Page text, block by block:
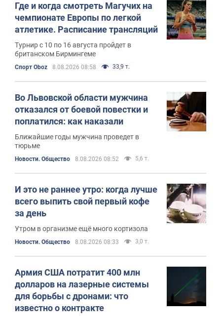
Где и когда смотреть Магучих на
чемпионате Европы по легкой
атлетике. Расписание трансляций
Турнир с 10 по 16 августа пройдет в
британском Бирмингеме
Спорт Oboz 8.08.2026 08:58 33,9 т.
Во Львовской области мужчина
отказался от боевой повестки и
поплатился: как наказали
Ближайшие годы мужчина проведет в
тюрьме
Новости. Общество 8.08.2026 08:52 5,6 т.
И это не раннее утро: когда лучше
всего выпить свой первый кофе
за день
Утром в организме ещё много кортизола
Новости. Общество 8.08.2026 08:33 3,0 т.
Армия США потратит 400 млн
долларов на лазерные системы
для борьбы с дронами: что
известно о контракте